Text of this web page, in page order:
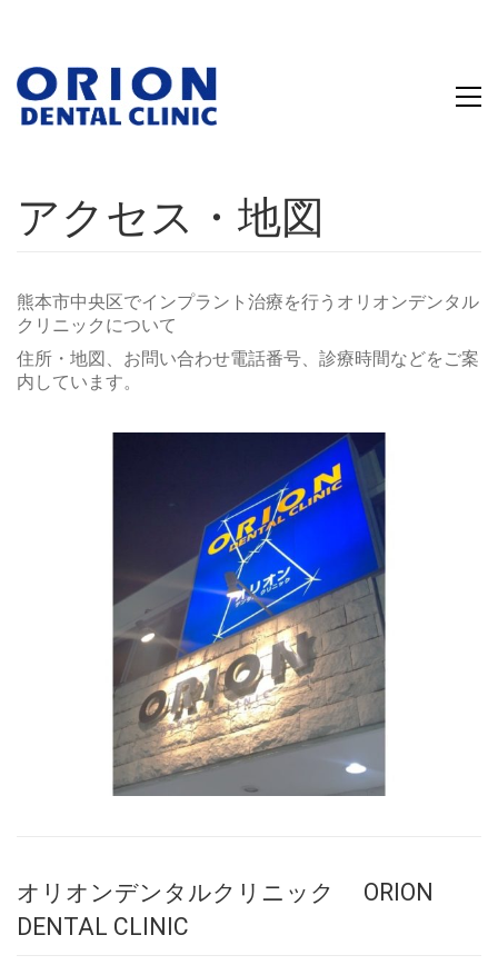
アクセス・地図
熊本市中央区でインプラント治療を行うオリオンデンタル
クリニックについて
住所・地図、お問い合わせ電話番号、診療時間などをご案
内しています。
オリオンデンタルクリニック ORION
DENTAL CLINIC